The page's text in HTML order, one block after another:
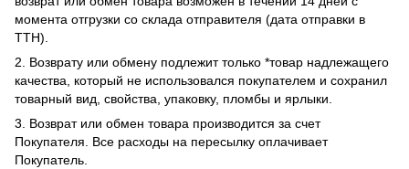
момента отгрузки со склада отправителя (дата отправки в
ТТН).
2. Возврату или обмену подлежит только *товар надлежащего
качества, который не использовался покупателем и сохранил
товарный вид, свойства, упаковку, пломбы и ярлыки.
3. Возврат или обмен товара производится за счет
Покупателя. Все расходы на пересылку оплачивает
Покупатель.